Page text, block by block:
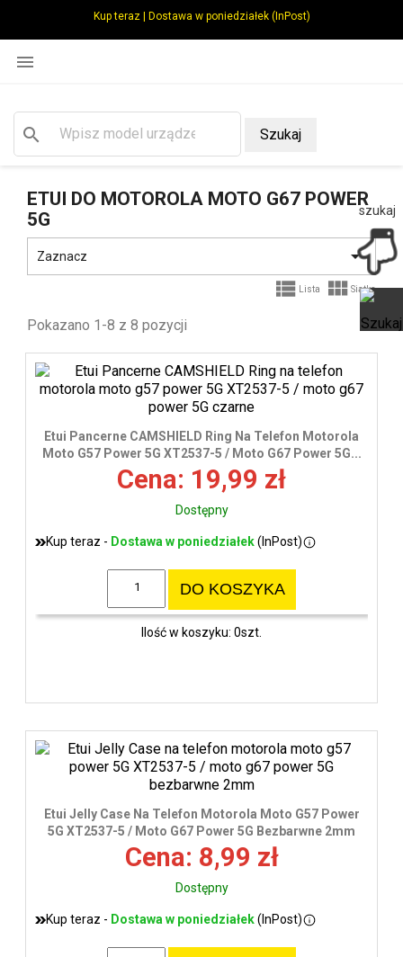
Kup teraz | Dostawa w poniedziałek (InPost)

search Szukaj
ETUI DO MOTOROLA MOTO G67 POWER
5G
Zaznacz 
 Lista  Siatka
Pokazano 1-8 z 8 pozycji
Etui Pancerne CAMSHIELD Ring Na Telefon Motorola
Moto G57 Power 5G XT2537-5 / Moto G67 Power 5G...
Cena: 19,99 zł
Dostępny
Kup teraz - Dostawa w poniedziałek(InPost)
DO KOSZYKA
Ilość w koszyku: 0szt.
Etui Jelly Case Na Telefon Motorola Moto G57 Power
5G XT2537-5 / Moto G67 Power 5G Bezbarwne 2mm
Cena: 8,99 zł
Dostępny
Kup teraz - Dostawa w poniedziałek(InPost)
szukaj